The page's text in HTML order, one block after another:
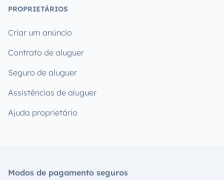
PROPRIETÁRIOS
Criar um anúncio
Contrato de aluguer
Seguro de aluguer
Assistências de aluguer
Ajuda proprietário
Modos de pagamento seguros